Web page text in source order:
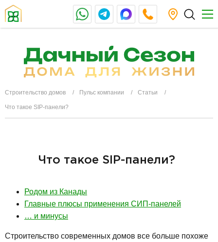
Строительство домов Пульс компании Статьи
Что такое SIP-панели?
Что такое SIP-панели?
Родом из Канады
Главные плюсы применения СИП-панелей
… и минусы
Строительство современных домов все больше похоже